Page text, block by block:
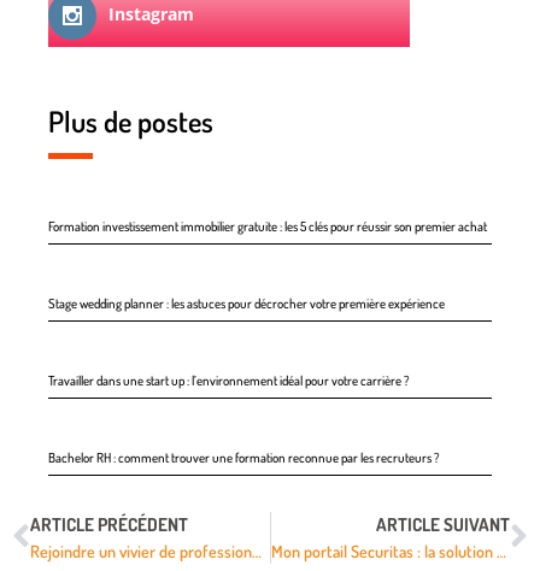
Instagram
Plus de postes
Formation investissement immobilier gratuite : les 5 clés pour réussir son premier achat
Stage wedding planner : les astuces pour décrocher votre première expérience
Travailler dans une start up : l’environnement idéal pour votre carrière ?
Bachelor RH : comment trouver une formation reconnue par les recruteurs ?
ARTICLE PRÉCÉDENT
Rejoindre un vivier de professionnels sélectionnés pour les résidences de prestige ?
ARTICLE SUIVANT
Mon portail Securitas : la solution pour une connexion rapide sur smartphone